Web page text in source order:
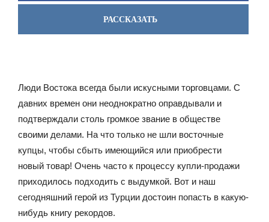
РАССКАЗАТЬ
Люди Востока всегда были искусными торговцами. С
давних времен они неоднократно оправдывали и
подтверждали столь громкое звание в обществе
своими делами. На что только не шли восточные
купцы, чтобы сбыть имеющийся или приобрести
новый товар! Очень часто к процессу купли-продажи
приходилось подходить с выдумкой. Вот и наш
сегодняшний герой из Турции достоин попасть в какую-
нибудь книгу рекордов.